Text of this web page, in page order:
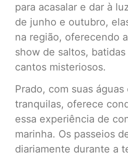
para acasalar e dar à
de junho e outubro,
na região, oferecendo
show de saltos,
cantos misteriosos.
Prado, com suas águas
tranquilas, oferece
essa experiência de
marinha. Os passeios
diariamente durante a